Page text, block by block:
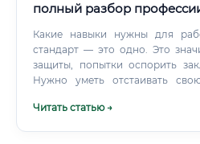
полный разбор
Какие навыки нужны для
стандарт — это одно. Это
защиты, попытки оспорить
Нужно уметь отстаивать
Читать статью →